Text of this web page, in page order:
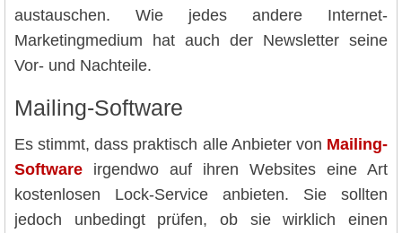
austauschen. Wie jedes andere Internet-
Marketingmedium hat auch der Newsletter seine
Vor- und Nachteile.
Mailing-Software
Es stimmt, dass praktisch alle Anbieter von Mailing-
Software irgendwo auf ihren Websites eine Art
kostenlosen Lock-Service anbieten. Sie sollten
jedoch unbedingt prüfen, ob sie wirklich einen